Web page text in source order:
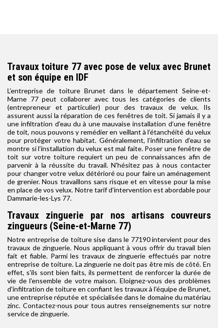
Travaux toiture 77 avec pose de velux avec Brunet
et son équipe en IDF
L’entreprise de toiture Brunet dans le département Seine-et-
Marne 77 peut collaborer avec tous les catégories de clients
(entrepreneur et particulier) pour des travaux de velux. Ils
assurent aussi la réparation de ces fenêtres de toit. Si jamais il y a
une infiltration d’eau du à une mauvaise installation d’une fenêtre
de toit, nous pouvons y remédier en veillant à l’étanchéité du velux
pour protéger votre habitat. Généralement, l’infiltration d’eau se
montre si l’installation du velux est mal faite. Poser une fenêtre de
toit sur votre toiture requiert un peu de connaissances afin de
parvenir à la réussite du travail. N'hésitez pas à nous contacter
pour changer votre velux détérioré ou pour faire un aménagement
de grenier. Nous travaillons sans risque et en vitesse pour la mise
en place de vos velux. Notre tarif d’intervention est abordable pour
Dammarie-les-Lys 77.
Travaux zinguerie par nos artisans couvreurs
zingueurs (Seine-et-Marne 77)
Notre entreprise de toiture sise dans le 77190 intervient pour des
travaux de zinguerie. Nous appliquant à vous offrir du travail bien
fait et fiable. Parmi les travaux de zinguerie effectués par notre
entreprise de toiture. La zinguerie ne doit pas être mis de côté. En
effet, s'ils sont bien faits, ils permettent de renforcer la durée de
vie de l’ensemble de votre maison. Eloignez-vous des problèmes
d'infiltration de toiture en confiant les travaux à l’équipe de Brunet,
une entreprise réputée et spécialisée dans le domaine du matériau
zinc. Contactez-nous pour tous autres renseignements sur notre
service de zinguerie.